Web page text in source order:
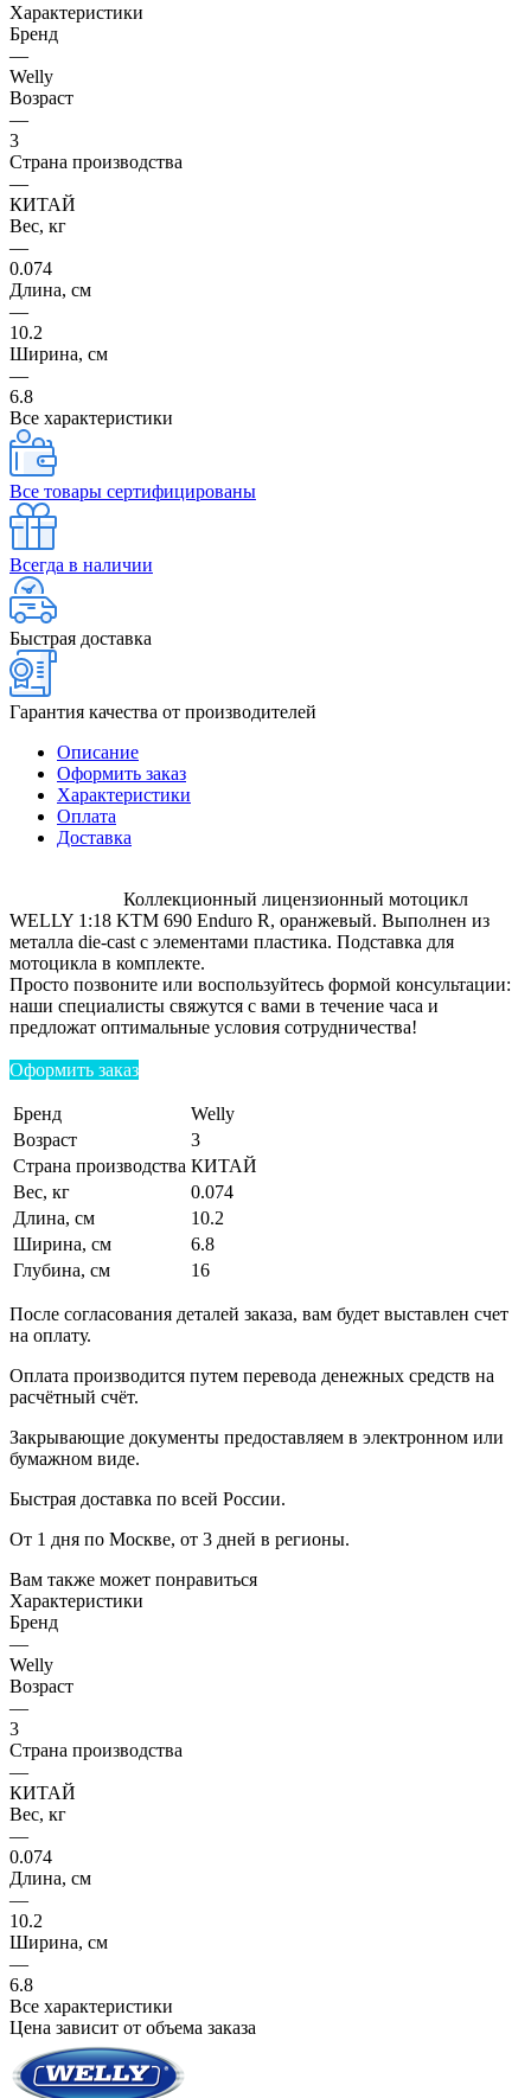
Характеристики
Бренд
—
Welly
Возраст
—
3
Страна производства
—
КИТАЙ
Вес, кг
—
0.074
Длина, см
—
10.2
Ширина, см
—
6.8
Все характеристики
Все товары сертифицированы
Всегда в наличии
Быстрая доставка
Гарантия качества от производителей
Описание
Оформить заказ
Характеристики
Оплата
Доставка
Коллекционный лицензионный мотоцикл
WELLY 1:18 KTM 690 Enduro R, оранжевый. Выполнен из
металла die-cast с элементами пластика. Подставка для
мотоцикла в комплекте.
Просто позвоните или воспользуйтесь формой консультации:
наши специалисты свяжутся с вами в течение часа и
предложат оптимальные условия сотрудничества!
Оформить заказ
Бренд
Welly
Возраст
3
Страна производства КИТАЙ
Вес, кг
0.074
Длина, см
10.2
Ширина, см
6.8
Глубина, см
16
После согласования деталей заказа, вам будет выставлен счет
на оплату.
Оплата производится путем перевода денежных средств на
расчётный счёт.
Закрывающие документы предоставляем в электронном или
бумажном виде.
Быстрая доставка по всей России.
От 1 дня по Москве, от 3 дней в регионы.
Вам также может понравиться
Характеристики
Бренд
—
Welly
Возраст
—
3
Страна производства
—
КИТАЙ
Вес, кг
—
0.074
Длина, см
—
10.2
Ширина, см
—
6.8
Все характеристики
Цена зависит от объема заказа